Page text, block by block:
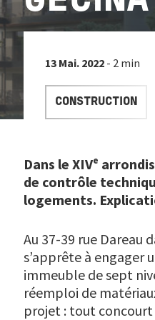
13 Mai. 2022 - 2 min
CONSTRUCTION
Dans le XIVe
de contrôle
logements.
Au 37-39 rue Dareau
s’apprête à engager
immeuble de sept
réemploi de
projet : tout